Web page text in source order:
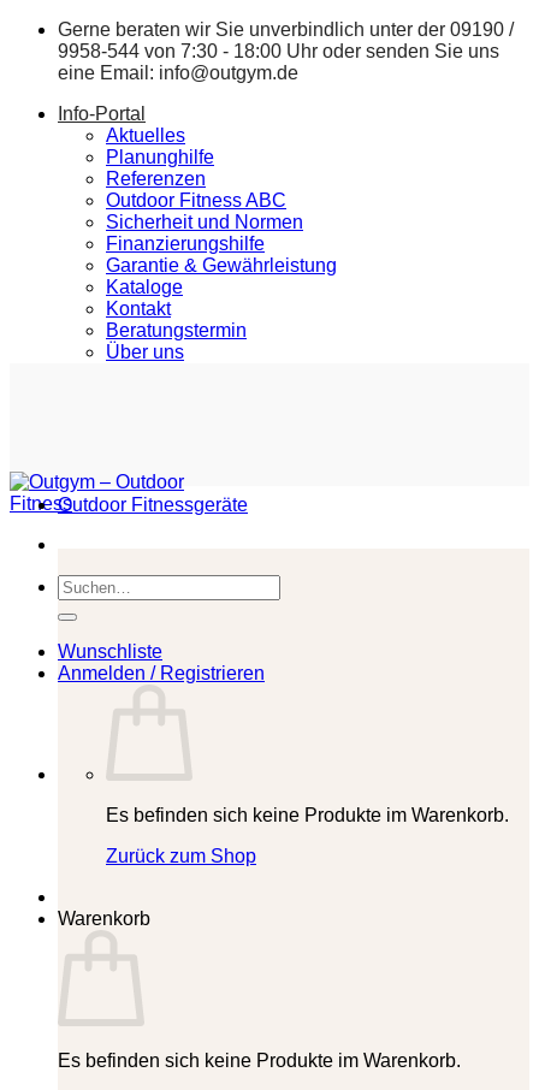
Zum
springen
Gerne beraten wir Sie unverbindlich unter der 09190 /
9958-544 von 7:30 - 18:00 Uhr oder senden Sie uns
eine Email: info@outgym.de
Info-Portal
Aktuelles
Planunghilfe
Referenzen
Outdoor Fitness ABC
Sicherheit und Normen
Finanzierungshilfe
Garantie & Gewährleistung
Kataloge
Kontakt
Beratungstermin
Über uns
Suchen
nach:
Wunschliste
Anmelden / Registrieren
Es befinden sich keine Produkte im Warenkorb.
Zurück zum Shop
Warenkorb
Es befinden sich keine Produkte im Warenkorb.
Outdoor Fitnessgeräte